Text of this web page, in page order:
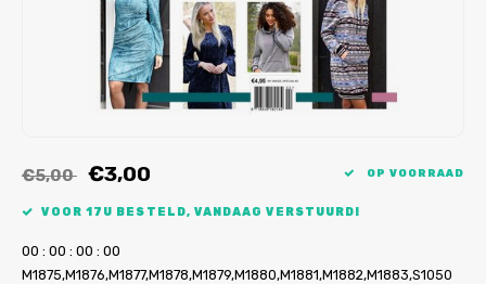
My Image tutorials
My Image rectificaties
B-Trendy rectificaties
Gratis naaipatronen
PDF-Printservice
€5,00 €3,00 OP VOORRAAD
VOOR 17U BESTELD, VANDAAG VERSTUURD!
00 : 00 : 00 : 00
M1875,M1876,M1877,M1878,M1879,M1880,M1881,M1882,M1883,S1050